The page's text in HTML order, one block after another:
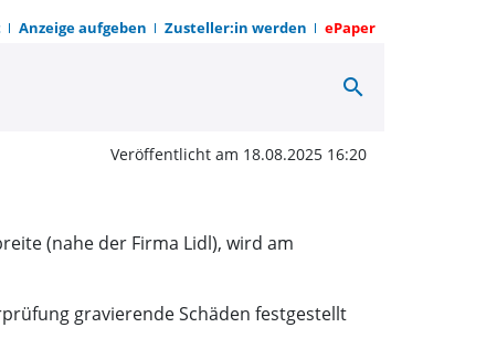
Anzeige aufgeben Zusteller:in werden ePaper
wird search
Veröffentlicht am 18.08.2025 16:20
(nahe der Firma Lidl), wird am
gravierende Schäden festgestellt